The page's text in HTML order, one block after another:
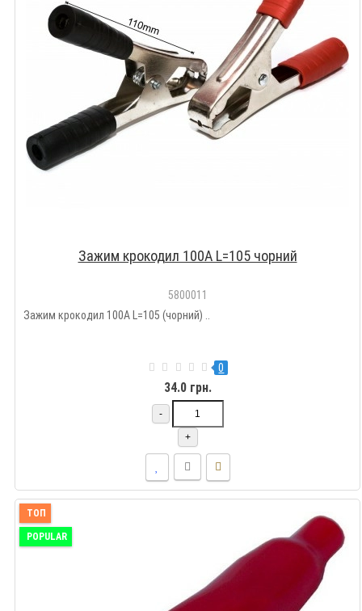
Зажим крокодил 100A L=105 чорний
5800011
Зажим крокодил 100A L=105 (чорний) ..
0
34.0 грн.
-
+
ТОП
POPULAR